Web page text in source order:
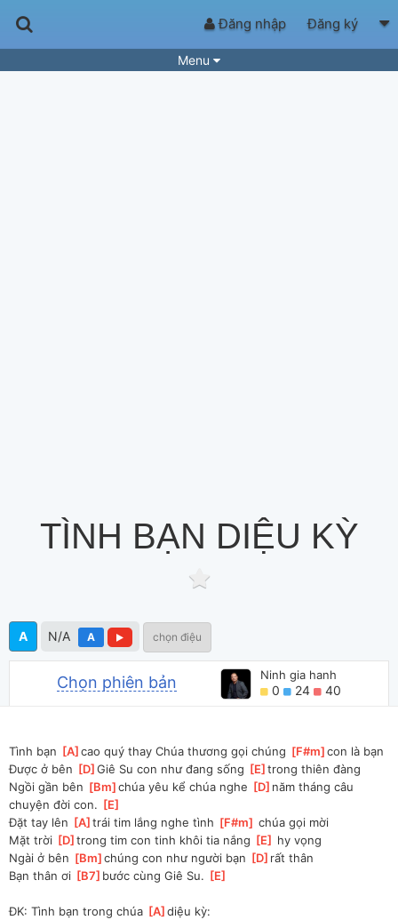
Đăng nhập Đăng ký
Menu
TÌNH BẠN DIỆU KỲ
A N/A A chọn điệu
Chọn phiên bản Ninh gia hanh
0 24 40
Tình bạn [A ]
cao quý thay Chúa thương gọi chúng [F#m ]
con là bạn
Được ở bên [D ]
Giê Su con như đang sống [E ]trong thiên đàng
Ngồi gần bên [Bm ]
chúa yêu kể chúa nghe [D ]năm tháng câu
chuyện đời con. [E
Đặt tay lên [A ]trái tim lắng nghe tình [F#m ] chúa gọi mời
Mặt trời [D ]trong tim con tinh khôi tia nắng [E
hy vọng
Ngài ở bên [Bm ]
chúng con như người bạn [D ]rất thân
Bạn thân ơi [B7 ]bước cùng Giê Su. [E
ĐK: Tình bạn trong chúa [A ]
diệu kỳ: